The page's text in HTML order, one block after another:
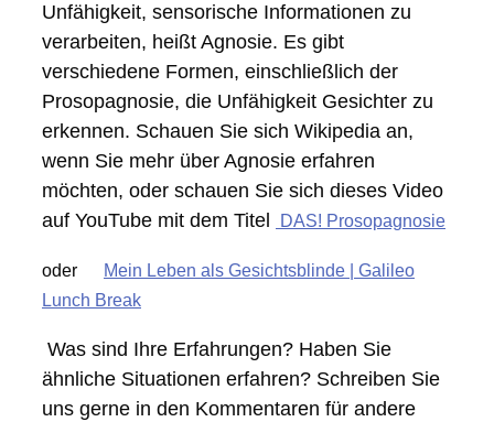
Unfähigkeit, sensorische Informationen zu
verarbeiten, heißt Agnosie. Es gibt
verschiedene Formen, einschließlich der
Prosopagnosie, die Unfähigkeit Gesichter zu
erkennen. Schauen Sie sich Wikipedia an,
wenn Sie mehr über Agnosie erfahren
möchten, oder schauen Sie sich dieses Video
auf YouTube mit dem Titel
DAS! Prosopagnosie
oder
Mein Leben als Gesichtsblinde | Galileo
Lunch Break
Was sind Ihre Erfahrungen? Haben Sie
ähnliche Situationen erfahren? Schreiben Sie
uns gerne in den Kommentaren für andere